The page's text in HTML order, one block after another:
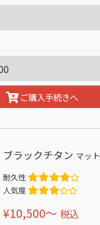
ご購入手続きへ
ブラックチタン マット
耐久性
人気度
¥10,500〜 税込